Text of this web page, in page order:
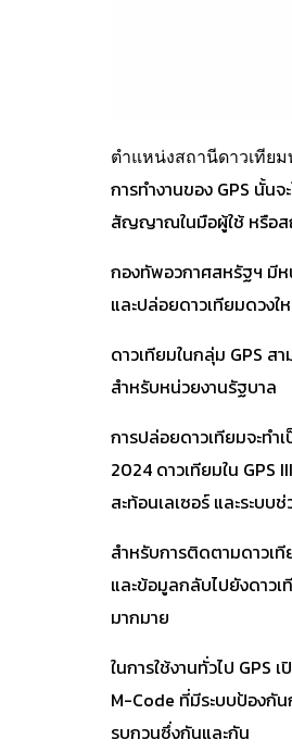
ตำแหน่งสถานีดาวเทีย
การทำงานของ GPS นั้น
สัญญาณในมือผู้ใช้ หรือส
กองทัพอวกาศสหรัฐฯ มีห
และปล่อยดาวเทียมดวง
ดาวเทียมในกลุ่ม GPS ส
สำหรับหน่วยงานรัฐบาล
การปล่อยดาวเทียมจะทำ
2024 ดาวเทียมใน GPS
สะท้อนเลเซอร์ และระบบ
สำหรับการติดตามดาวเ
และข้อมูลกลับไปยังดาวเ
มากมาย
ในการใช้งานทั่วไป GPS
M-Code ที่มีระบบป้องกัน
รบกวนซึ่งกันและกัน